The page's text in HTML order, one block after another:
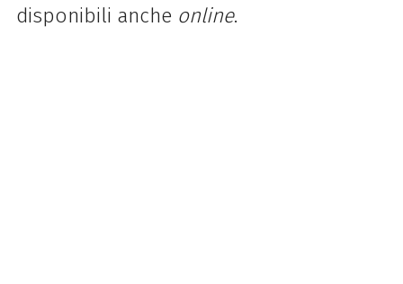
disponibili anche online.